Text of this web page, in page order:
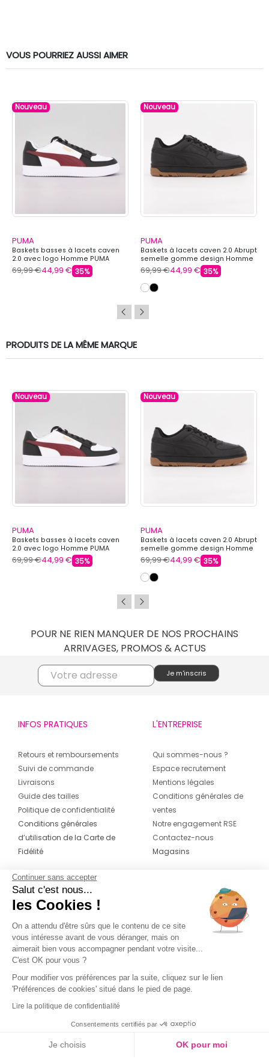
VOUS POURRIEZ AUSSI AIMER
Nouveau
PUMA
Baskets basses à lacets caven
2.0 avec logo Homme PUMA
69,99 €44,99 € 35%
Nouveau
PUMA
Baskets à lacets caven 2.0 Abrupt
semelle gomme design Homme
PUMA
69,99 €44,99 € 35%
PRODUITS DE LA MÊME MARQUE
Nouveau
PUMA
Baskets basses à lacets caven
2.0 avec logo Homme PUMA
69,99 €44,99 € 35%
Nouveau
PUMA
Baskets à lacets caven 2.0 Abrupt
semelle gomme design Homme
PUMA
69,99 €44,99 € 35%
POUR NE RIEN MANQUER DE NOS PROCHAINS
ARRIVAGES, PROMOS & ACTUS
INFOS PRATIQUES
Retours et remboursements
Suivi de commande
Livraisons
Guide des tailles
Politique de confidentialité
Conditions générales
d’utilisation de la Carte de
Fidélité
L'ENTREPRISE
Qui sommes-nous ?
Espace recrutement
Mentions légales
Conditions générales de
ventes
Notre engagement RSE
Contactez-nous
Magasins
CONTACT
04 42 20 78 42
Du lundi au jeudi de 8h30 à 16h30 & le
vendredi de 8h30 à 15h30
Continuer sans accepter
Salut c'est nous...
les Cookies !
On a attendu d'être sûrs que le contenu de ce site
vous intéresse avant de vous déranger, mais on
aimerait bien vous accompagner pendant votre visite...
C'est OK pour vous ?
Pour modifier vos préférences par la suite, cliquez sur le lien
'Préférences de cookies' situé dans le pied de page.
Lire la politique de confidentialité
Consentements certifiés par
Je choisis OK pour moi